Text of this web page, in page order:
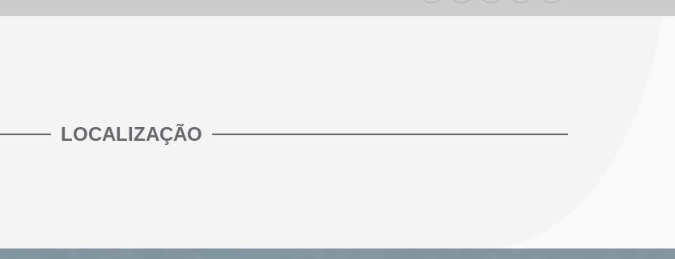
LOCALIZAÇÃO